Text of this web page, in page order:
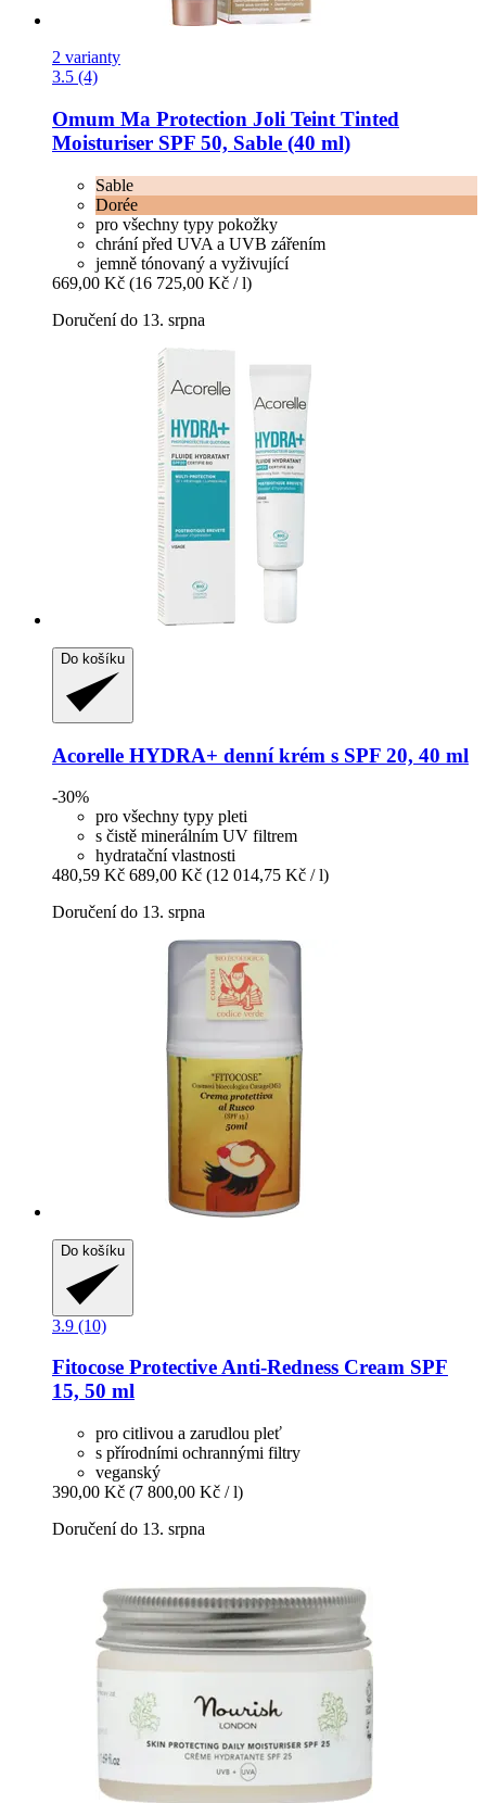
2 varianty
3.5 (4)
Omum Ma Protection Joli Teint Tinted
Moisturiser SPF 50, Sable (40 ml)
Sable
Dorée
pro všechny typy pokožky
chrání před UVA a UVB zářením
jemně tónovaný a vyživující
669,00 Kč (16 725,00 Kč / l)
Doručení do 13. srpna
Do košíku
Acorelle HYDRA+ denní krém s SPF 20, 40 ml
-30%
pro všechny typy pleti
s čistě minerálním UV filtrem
hydratační vlastnosti
480,59 Kč 689,00 Kč (12 014,75 Kč / l)
Doručení do 13. srpna
Do košíku
3.9 (10)
Fitocose Protective Anti-​Redness Cream SPF
15, 50 ml
pro citlivou a zarudlou pleť
s přírodními ochrannými filtry
veganský
390,00 Kč (7 800,00 Kč / l)
Doručení do 13. srpna